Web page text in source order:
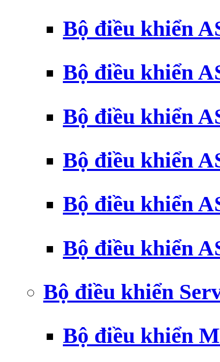
Bộ điều khiển
Bộ điều khiển
Bộ điều khiển
Bộ điều khiển
Bộ điều khiển
Bộ điều khiển
Bộ điều khiển
Bộ điều khiển